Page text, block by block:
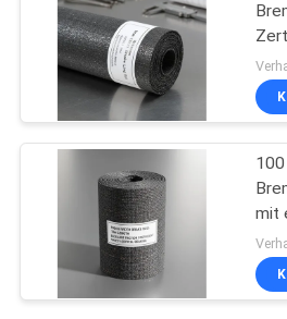
Reibungs-
materielles
mit
der